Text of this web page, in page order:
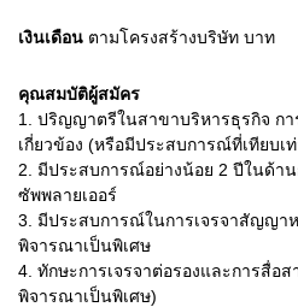
เงินเดือน ตามโครงสร้างบริษัท บาท
คุณสมบัติผู้สมัคร
1.
ปริญญาตรีในสาขาบริหารธุรกิจ ก
เกี่ยวข้อง (หรือมีประสบการณ์ที่เทียบเ
2. มีประสบการณ์อย่างน้อย 2 ปีในด้า
ซัพพลายเออร์
3. มีประสบการณ์ในการเจรจาสัญญา
พิจารณาเป็นพิเศษ
4. ทักษะการเจรจาต่อรองและการสื่อ
พิจารณาเป็นพิเศษ)